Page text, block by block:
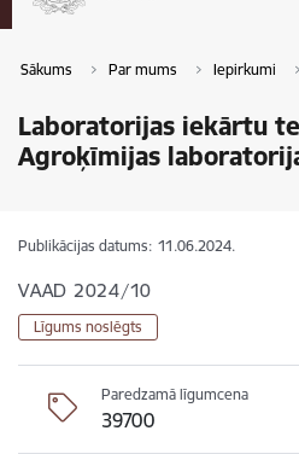
Sākums Par mums Iepirkumi
Laboratorijas iekārtu
Agroķīmijas
Publikācijas datums: 11.06.2024.
VAAD 2024/10
Līgums noslēgts
Paredzamā līgumcena
39700